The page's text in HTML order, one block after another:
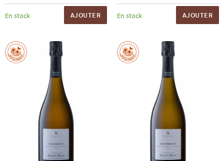
En stock AJOUTER En stock AJOUTER